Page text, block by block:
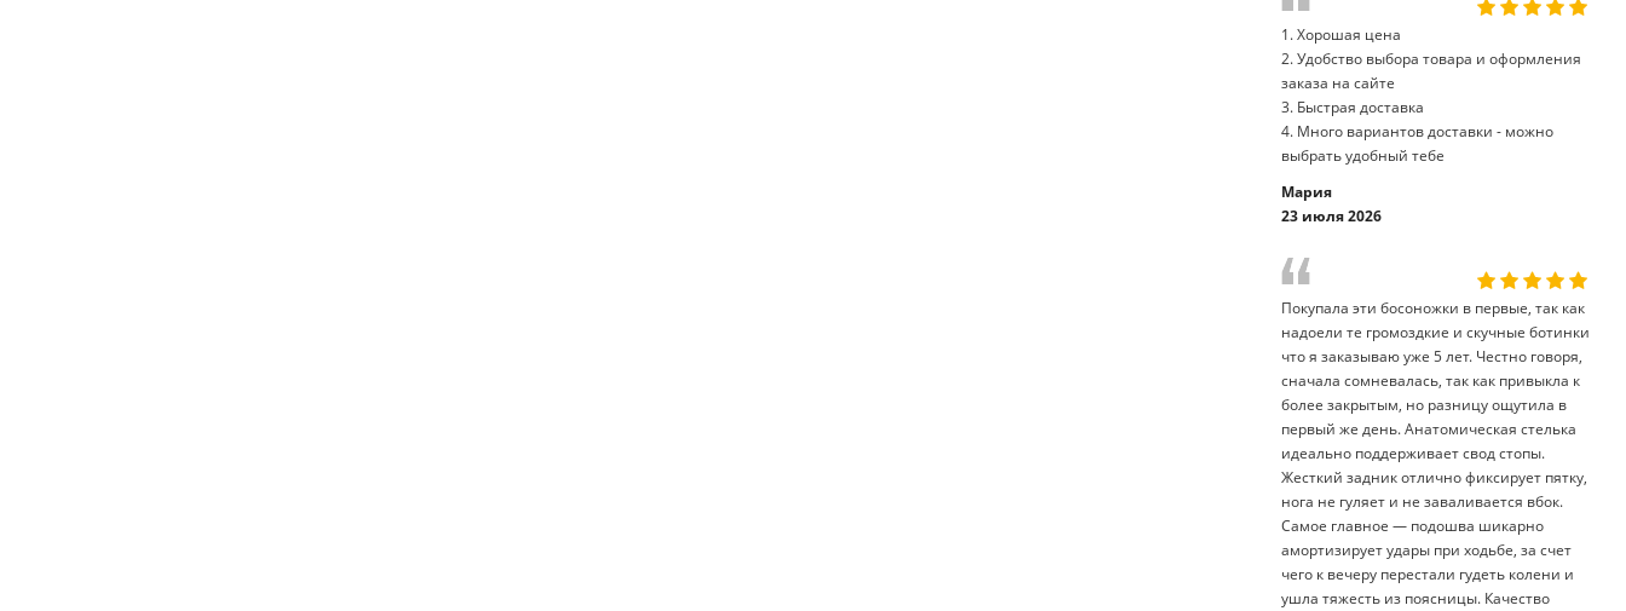
1. Хорошая цена
2. Удобство выбора товара и оформления
заказа на сайте
3. Быстрая доставка
4. Много вариантов доставки - можно
выбрать удобный тебе
Мария
23 июля 2026
Покупала эти босоножки в первые, так как
надоели те громоздкие и скучные ботинки
что я заказываю уже 5 лет. Честно говоря,
сначала сомневалась, так как привыкла к
более закрытым, но разницу ощутила в
первый же день. Анатомическая стелька
идеально поддерживает свод стопы.
Жесткий задник отлично фиксирует пятку,
нога не гуляет и не заваливается вбок.
Самое главное — подошва шикарно
амортизирует удары при ходьбе, за счет
чего к вечеру перестали гудеть колени и
ушла тяжесть из поясницы. Качество